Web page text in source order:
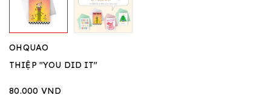
OHQUAO
THIỆP "YOU DID IT"
80.000 VND